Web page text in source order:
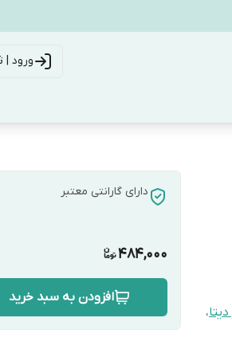
ورود |
،
دارای گارانتی معتبر
484,000
افزودن به سبد خرید